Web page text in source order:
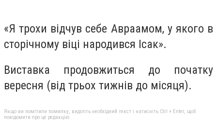
«Я трохи відчув себе Авраамом, у якого в
сторічному віці народився Ісак».
Виставка продовжиться до початку
вересня (від трьох тижнів до місяця).
Якщо ви помітили помилку, виділіть необхідний текст і натисніть Ctrl + Enter, щоб
повідомити про це редакцію